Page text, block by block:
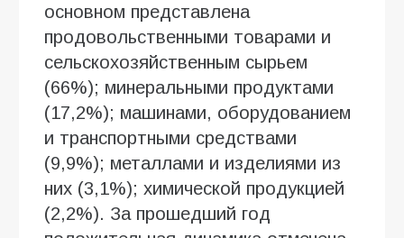
основном представлена
продовольственными товарами и
сельскохозяйственным сырьем
(66%); минеральными продуктами
(17,2%); машинами, оборудованием
и транспортными средствами
(9,9%); металлами и изделиями из
них (3,1%); химической продукцией
(2,2%). За прошедший год